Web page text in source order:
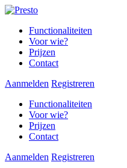
Functionaliteiten
Voor wie?
Prijzen
Contact
Aanmelden Registreren
Functionaliteiten
Voor wie?
Prijzen
Contact
Aanmelden Registreren